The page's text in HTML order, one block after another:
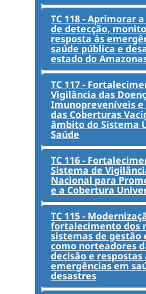
TC 118 - Aprimorar
de detecção,
resposta às
saúde pública e
estado do
TC 117 -
Vigilância das
Imunopreveníveis
das Coberturas
âmbito do Sistema
Saúde
TC 116 -
Sistema de
Nacional para
e a Cobertura
TC 115 -
fortalecimento dos
sistemas de gestão
como norteadores
decisão e respostas
emergências em
desastres